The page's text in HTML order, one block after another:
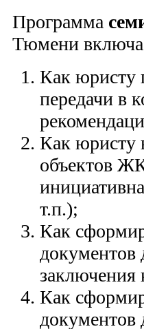
Программа
Тюмени
Как юристу
передачи в
Как юристу
объектов
т.п.);
Как
документов
заключения
Как